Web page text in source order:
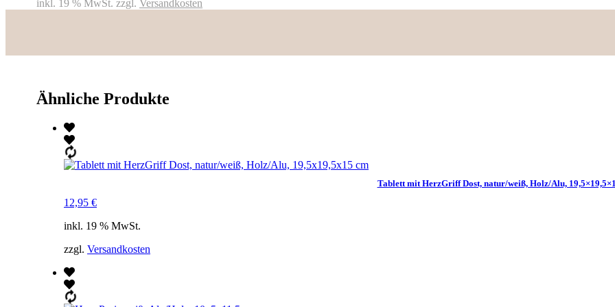
gewischt
inkl. 19 % MwSt. zzgl. Versandkosten
Ähnliche Produkte
Tablett mit HerzGriff Dost, natur/weiß, Holz/Alu,
12,95 €
inkl. 19 % MwSt.
zzgl. Versandkosten